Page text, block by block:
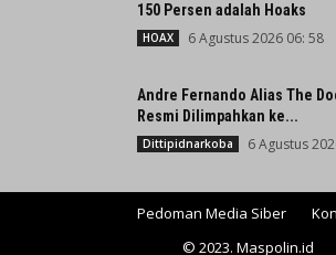
150 Persen adalah Hoaks
HOAX 6 Agustus 2026 06: 58
Andre Fernando Alias The
Resmi Dilimpahkan ke...
Dittipidnarkoba 6 Agustus
Pedoman Media Siber
© 2023. Maspolin.id